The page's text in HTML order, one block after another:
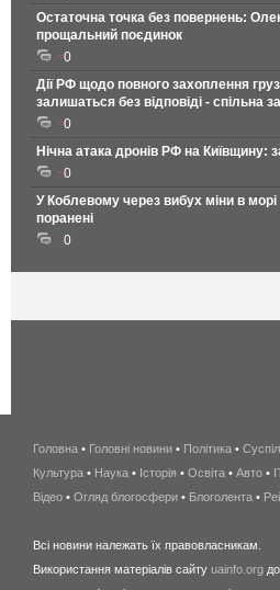
Остаточна точка без повернень:
прощальний поєдинок
0
Дії РФ щодо повного захоплення
залишаться без відповіді - спільна
0
Нічна атака дронів РФ на Київщину:
0
У Коблевому через вибух міни в морі
поранені
0
Головна • Головні новини • Політика •
Культура • Наука • Історія • Освіта • Авто •
Відео • Огляд блогосфери • Блоголента •
Всі новини належать їх правовласникам.
Використання матеріалів сайту uainfo.org